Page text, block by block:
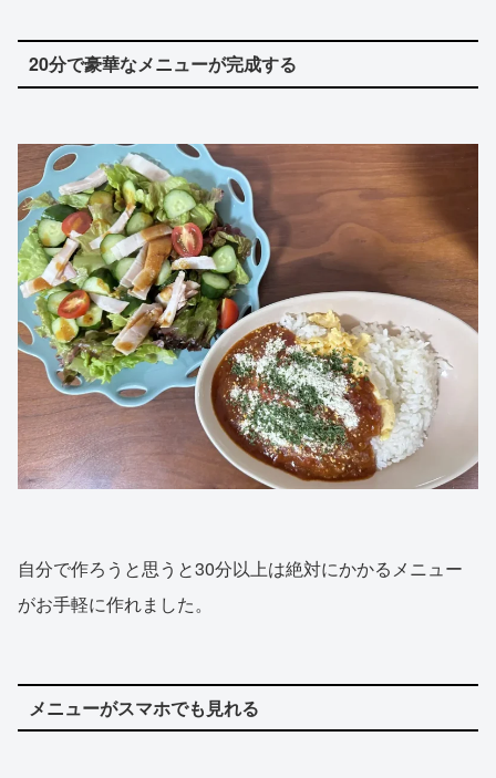
20分で豪華なメニューが完成する
自分で作ろうと思うと30分以上は絶対にかかるメニュー
がお手軽に作れました。
メニューがスマホでも見れる